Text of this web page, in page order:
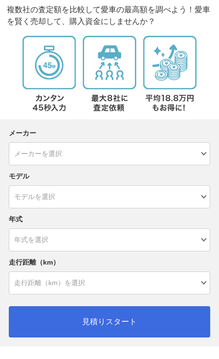
複数社の査定額を比較して愛車の最高額を調べよう！愛車
を賢く売却して、購入資金にしませんか？
メーカー
モデル
年式
走行距離（km）
見積りスタート